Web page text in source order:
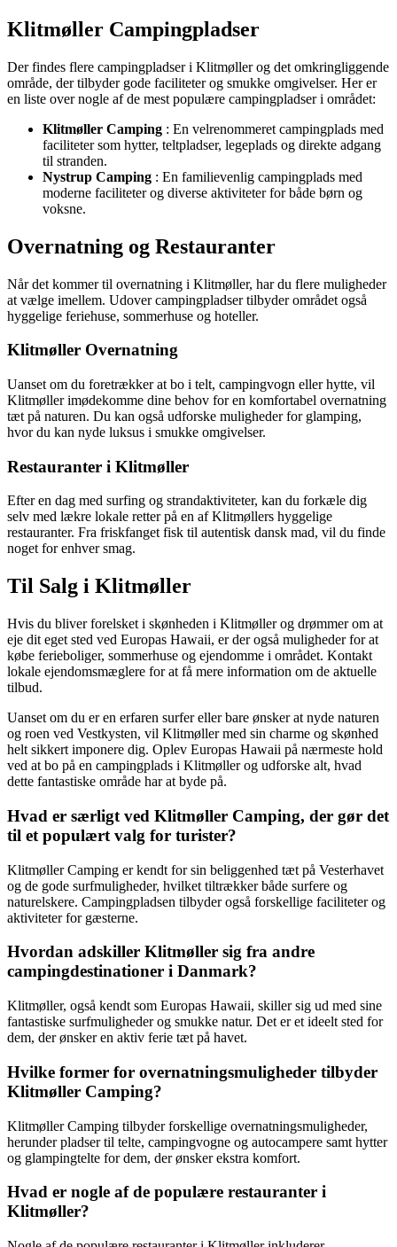
Klitmøller Campingpladser
Der findes flere campingpladser i Klitmøller og det omkringliggende
område, der tilbyder gode faciliteter og smukke omgivelser. Her er
en liste over nogle af de mest populære campingpladser i området:
Klitmøller Camping : En velrenommeret campingplads med
faciliteter som hytter, teltpladser, legeplads og direkte adgang
til stranden.
Nystrup Camping : En familievenlig campingplads med
moderne faciliteter og diverse aktiviteter for både børn og
voksne.
Overnatning og Restauranter
Når det kommer til overnatning i Klitmøller, har du flere muligheder
at vælge imellem. Udover campingpladser tilbyder området også
hyggelige feriehuse, sommerhuse og hoteller.
Klitmøller Overnatning
Uanset om du foretrækker at bo i telt, campingvogn eller hytte, vil
Klitmøller imødekomme dine behov for en komfortabel overnatning
tæt på naturen. Du kan også udforske muligheder for glamping,
hvor du kan nyde luksus i smukke omgivelser.
Restauranter i Klitmøller
Efter en dag med surfing og strandaktiviteter, kan du forkæle dig
selv med lækre lokale retter på en af Klitmøllers hyggelige
restauranter. Fra friskfanget fisk til autentisk dansk mad, vil du finde
noget for enhver smag.
Til Salg i Klitmøller
Hvis du bliver forelsket i skønheden i Klitmøller og drømmer om at
eje dit eget sted ved Europas Hawaii, er der også muligheder for at
købe ferieboliger, sommerhuse og ejendomme i området. Kontakt
lokale ejendomsmæglere for at få mere information om de aktuelle
tilbud.
Uanset om du er en erfaren surfer eller bare ønsker at nyde naturen
og roen ved Vestkysten, vil Klitmøller med sin charme og skønhed
helt sikkert imponere dig. Oplev Europas Hawaii på nærmeste hold
ved at bo på en campingplads i Klitmøller og udforske alt, hvad
dette fantastiske område har at byde på.
Hvad er særligt ved Klitmøller Camping, der gør det
til et populært valg for turister?
Klitmøller Camping er kendt for sin beliggenhed tæt på Vesterhavet
og de gode surfmuligheder, hvilket tiltrækker både surfere og
naturelskere. Campingpladsen tilbyder også forskellige faciliteter og
aktiviteter for gæsterne.
Hvordan adskiller Klitmøller sig fra andre
campingdestinationer i Danmark?
Klitmøller, også kendt som Europas Hawaii, skiller sig ud med sine
fantastiske surfmuligheder og smukke natur. Det er et ideelt sted for
dem, der ønsker en aktiv ferie tæt på havet.
Hvilke former for overnatningsmuligheder tilbyder
Klitmøller Camping?
Klitmøller Camping tilbyder forskellige overnatningsmuligheder,
herunder pladser til telte, campingvogne og autocampere samt hytter
og glampingtelte for dem, der ønsker ekstra komfort.
Hvad er nogle af de populære restauranter i
Klitmøller?